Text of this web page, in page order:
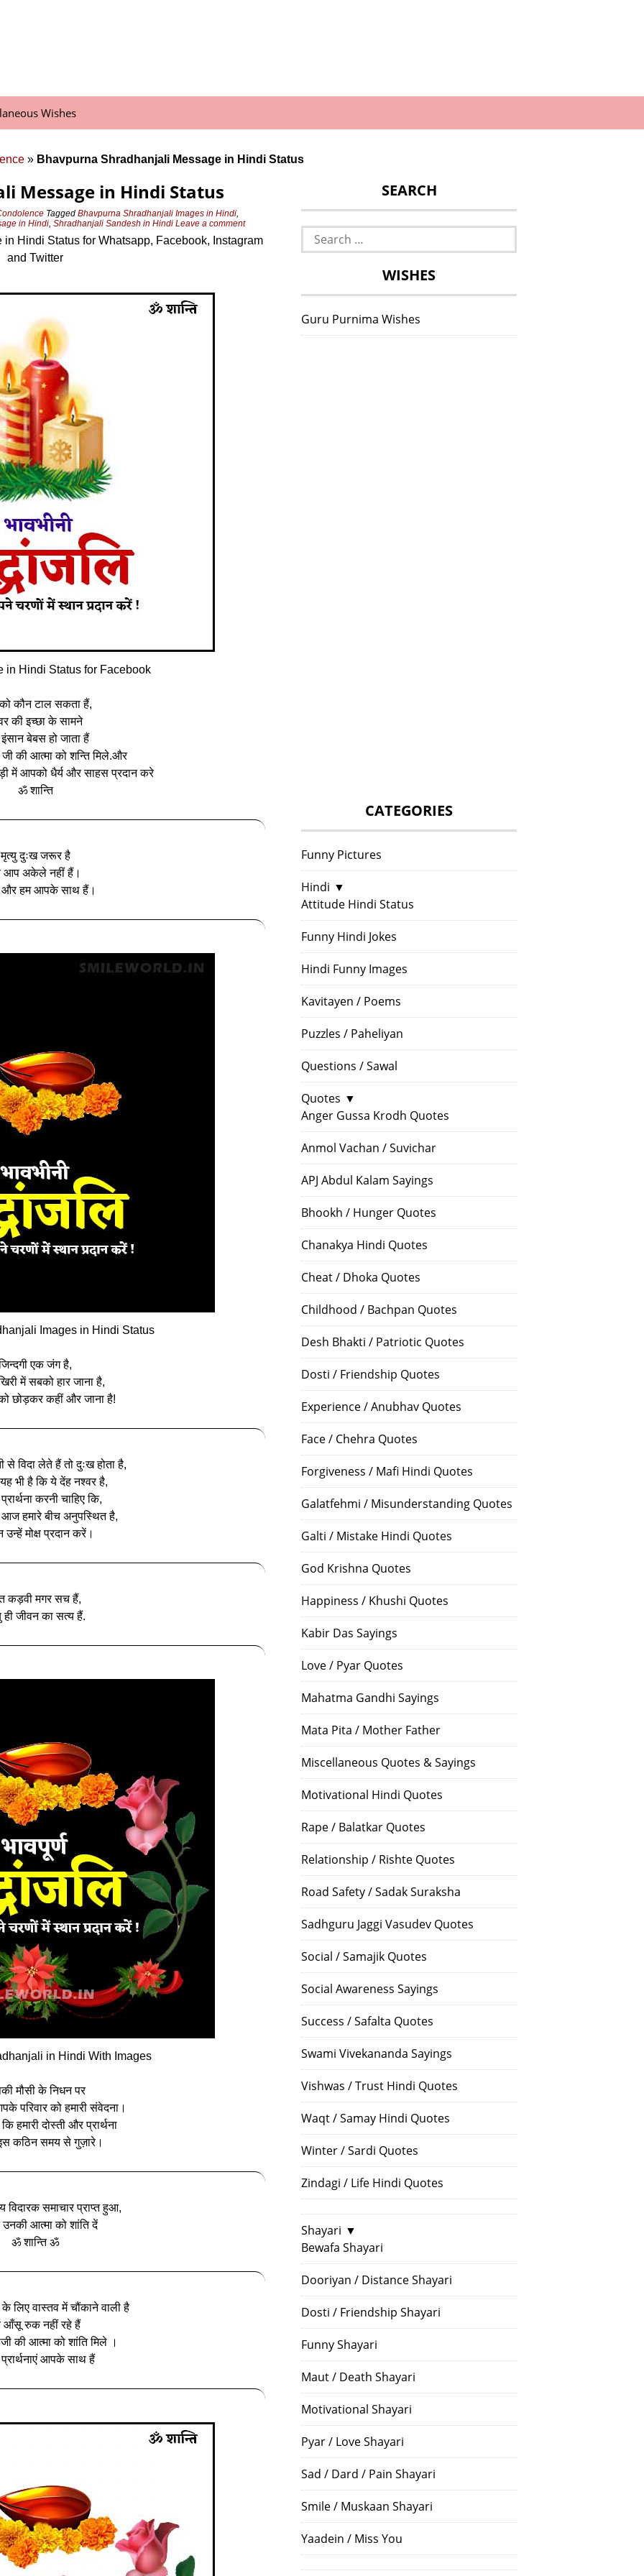
Wishes
» Bhavpurna Shradhanjali Message in Hindi Status
Message in Hindi Status
Tagged Bhavpurna Shradhanjali Images in Hindi,
in Hindi, Shradhanjali Sandesh in Hindi Leave a comment
Hindi Status for Whatsapp, Facebook, Instagram
and Twitter
in Hindi Status for Facebook
को कौन टाल सकता हैं,
की इच्छा के सामने
बेबस हो जाता हैं
की आत्मा को शन्ति मिले.और
में आपको धैर्य और साहस प्रदान करे
ॐ शान्ति
मृत्यु दुःख जरूर है
आप अकेले नहीं हैं।
और हम आपके साथ हैं।
Images in Hindi Status
एक जंग है,
में सबको हार जाना है,
छोड़कर कहीं और जाना है!
विदा लेते हैं तो दुःख होता है,
भी है कि ये देंह नश्वर है,
करनी चाहिए कि,
आज हमारे बीच अनुपस्थित है,
उन्हें मोक्ष प्रदान करें।
कड़वी मगर सच हैं,
ही जीवन का सत्य हैं.
in Hindi With Images
मौसी के निधन पर
परिवार को हमारी संवेदना।
हमारी दोस्ती और प्रार्थना
कठिन समय से गुज़ारे।
विदारक समाचार प्राप्त हुआ,
उनकी आत्मा को शांति दें
ॐ शान्ति ॐ
लिए वास्तव में चौंकाने वाली है
आँसू रुक नहीं रहे हैं
की आत्मा को शांति मिले ।
प्रार्थनाएं आपके साथ हैं
SEARCH
Search
for:
WISHES
Guru Purnima Wishes
CATEGORIES
Funny Pictures
Hindi ▼
Attitude Hindi Status
Funny Hindi Jokes
Hindi Funny Images
Kavitayen / Poems
Puzzles / Paheliyan
Questions / Sawal
Quotes ▼
Anger Gussa Krodh Quotes
Anmol Vachan / Suvichar
APJ Abdul Kalam Sayings
Bhookh / Hunger Quotes
Chanakya Hindi Quotes
Cheat / Dhoka Quotes
Childhood / Bachpan Quotes
Desh Bhakti / Patriotic Quotes
Dosti / Friendship Quotes
Experience / Anubhav Quotes
Face / Chehra Quotes
Forgiveness / Mafi Hindi Quotes
Galatfehmi / Misunderstanding Quotes
Galti / Mistake Hindi Quotes
God Krishna Quotes
Happiness / Khushi Quotes
Kabir Das Sayings
Love / Pyar Quotes
Mahatma Gandhi Sayings
Mata Pita / Mother Father
Miscellaneous Quotes & Sayings
Motivational Hindi Quotes
Rape / Balatkar Quotes
Relationship / Rishte Quotes
Road Safety / Sadak Suraksha
Sadhguru Jaggi Vasudev Quotes
Social / Samajik Quotes
Social Awareness Sayings
Success / Safalta Quotes
Swami Vivekananda Sayings
Vishwas / Trust Hindi Quotes
Waqt / Samay Hindi Quotes
Winter / Sardi Quotes
Zindagi / Life Hindi Quotes
Shayari ▼
Bewafa Shayari
Dooriyan / Distance Shayari
Dosti / Friendship Shayari
Funny Shayari
Maut / Death Shayari
Motivational Shayari
Pyar / Love Shayari
Sad / Dard / Pain Shayari
Smile / Muskaan Shayari
Yaadein / Miss You